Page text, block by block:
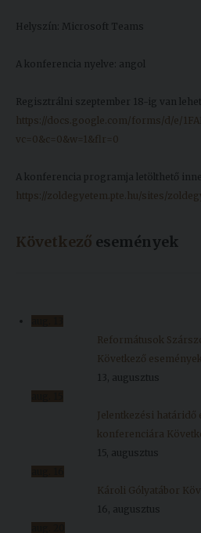
Helyszín: Microsoft Teams
A konferencia nyelve: angol
Regisztrálni szeptember 18-ig van
https://docs.google.com/forms/d/e/
vc=0&c=0&w=1&flr=0
A konferencia programja letölthető
https://zoldegyetem.pte.hu/sites/
Következő események
Reformátusok
Következő események
13, augusztus
Jelentkezési határidő
konferenciára
15, augusztus
Károli Gólyatábor
16, augusztus